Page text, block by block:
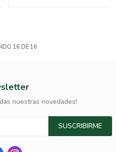
16 DE 16
nuestras novedades!
SUSCRIBIRME